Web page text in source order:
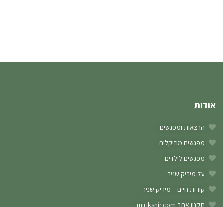
אודות
הרצאות ומפגשים
מפגשים מוזיקלים
מפגשים לילדים
על מיריק שניר
קורות חיים – מיריק שניר
תקנון אתר miriksnir.com